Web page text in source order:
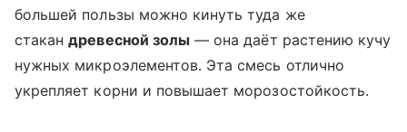
большей пользы можно кинуть туда же
стакандревесной золы — она даёт растению кучу
нужных микроэлементов. Эта смесь отлично
укрепляет корни и повышает морозостойкость.